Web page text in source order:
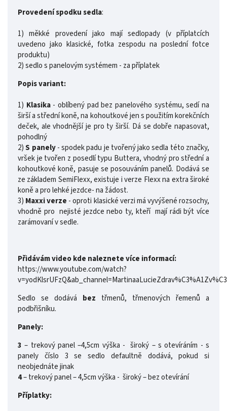
Provedení spodku sedla:
1) měkké provedení jako mají sedlopady (v příplatcích
uvedeno jako klasické, fotka zespodu na poslední fotce
produktu)
2) sedlo s panelovým systémem - za příplatek
Popis variant:
1) Klasika-oblíbený pad bez panelového systému, sedí na
širší a střední koně, na kohoutkové jen s použitím korekčních
deček, ale vhodnější je pro ty širší. Dá se dobře napasovat,
pohodlný
2)S panely- spodek padu je tvořený jako sedla této značky,
vršek je tvořen z posedlí typu Buttera, vhodný pro střední a
kohoutkové koně, pasuje se posouváním panelů. Dodává se
ze základem SemiFlexx, existuje i verze Flexx na extra široké
koně a pro lehké jezdce- na žádost.
3) Maxxi verze - oproti klasické verzi má vyvýšené rozsochy,
vhodně pro nejisté jezdce nebo ty, kteří mají rádi být více
zarámovaní v sedle.
Přidávám video kde naleznete více informací:
https://www.youtube.com/watch?
Sedlo se dodává bez třmenů, třmenových řemenů a
podbřišníku.
Panely:
3 – trekový panel –4,5cm výška - široký – s otevíráním - s
panely číslo 3 se sedlo defaultně dodává, pokud si
neobjednáte jinak
4– trekový panel – 4,5cm výška - široký – bez otevírání
Příplatky: